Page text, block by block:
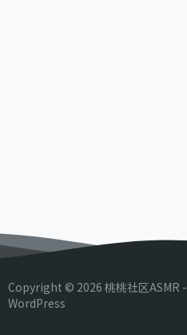
Copyright © 2026 桃桃社区ASMR -
WordPress